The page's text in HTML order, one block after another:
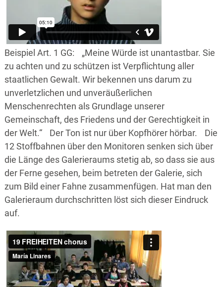
Beispiel Art. 1 GG: „Meine Würde ist unantastbar. Sie
zu achten und zu schützen ist Verpflichtung aller
staatlichen Gewalt. Wir bekennen uns darum zu
unverletzlichen und unveräußerlichen
Menschenrechten als Grundlage unserer
Gemeinschaft, des Friedens und der Gerechtigkeit in
der Welt.“ Der Ton ist nur über Kopfhörer hörbar. Die
12 Stoffbahnen über den Monitoren senken sich über
die Länge des Galerieraums stetig ab, so dass sie aus
der Ferne gesehen, beim betreten der Galerie, sich
zum Bild einer Fahne zusammenfügen. Hat man den
Galerieraum durchschritten löst sich dieser Eindruck
auf.